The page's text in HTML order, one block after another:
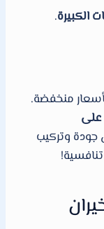
الكبيرة.
منخفضة.
على
وتركيب